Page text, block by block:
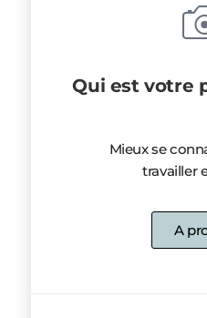
Qui est votre
Mieux se
travailler
A